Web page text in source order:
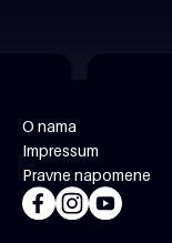
O nama
Impressum
Pravne napomene